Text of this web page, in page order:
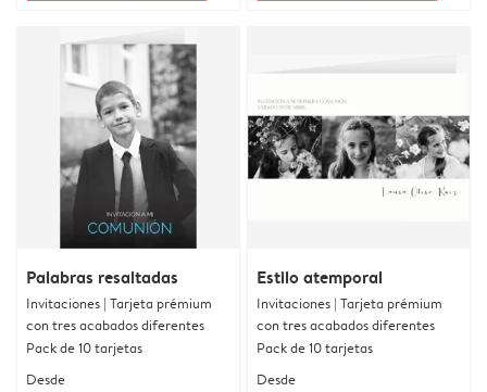
Palabras resaltadas
Invitaciones | Tarjeta prémium
con tres acabados diferentes
Pack de 10 tarjetas
Desde
Estilo atemporal
Invitaciones | Tarjeta prémium
con tres acabados diferentes
Pack de 10 tarjetas
Desde